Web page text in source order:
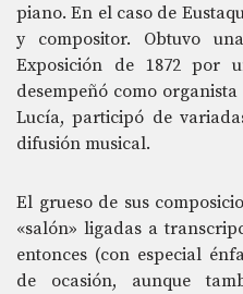
piano. En el caso de
y compositor. Obtuvo
Exposición de 1872 por
desempeñó como
Lucía, participó de
difusión musical.
El grueso de sus
«salón» ligadas a
entonces (con especial
de ocasión, aunque